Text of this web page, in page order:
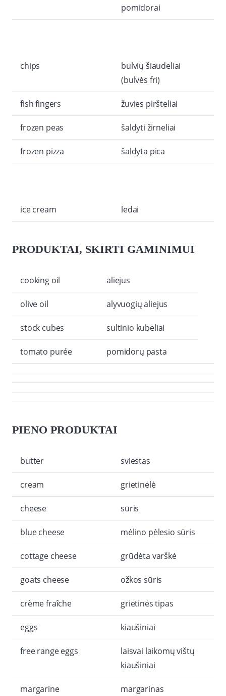
pomidorai
chips
bulvių šiaudeliai
(bulvės fri)
fish fingers žuvies piršteliai
frozen peas šaldyti žirneliai
frozen pizza šaldyta pica
ice cream ledai
PRODUKTAI, SKIRTI GAMINIMUI
cooking oil aliejus
olive oil alyvuogių aliejus
stock cubes sultinio kubeliai
tomato purée pomidorų pasta
PIENO PRODUKTAI
butter sviestas
cream grietinėlė
cheese sūris
blue cheese mėlino pėlesio sūris
cottage cheese grūdėta varškė
goats cheese ožkos sūris
crème fraîche grietinės tipas
eggs kiaušiniai
free range eggs
laisvai laikomų vištų
kiaušiniai
margarine margarinas